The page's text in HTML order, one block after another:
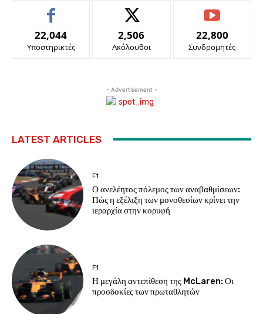
22,044
Υποστηρικτές
2,506
Ακόλουθοι
22,800
Συνδρομητές
- Advertisement -
LATEST ARTICLES
F1
Ο ανελέητος πόλεμος των αναβαθμίσεων:
Πώς η εξέλιξη των μονοθεσίων κρίνει την
ιεραρχία στην κορυφή
F1
Η μεγάλη αντεπίθεση της McLaren: Οι
προσδοκίες των πρωταθλητών